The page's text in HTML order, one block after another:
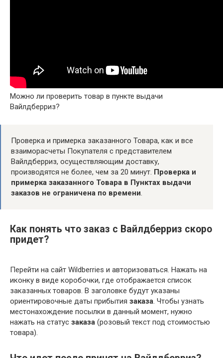
Можно ли проверить товар в пункте выдачи
Вайлдберриз?
Проверка и примерка заказанного Товара, как и все
взаиморасчеты Покупателя с представителем
Вайлдберриз, осуществляющим доставку,
производятся не более, чем за 20 минут. Проверка и
примерка заказанного Товара в Пунктах выдачи
заказов не ограничена по времени.
Как понять что заказ с Вайлдберриз скоро
придет?
Перейти на сайт Wildberries и авторизоваться. Нажать на
иконку в виде коробочки, где отображается список
заказанных товаров. В заголовке будут указаны
ориентировочные даты прибытия заказа. Чтобы узнать
местонахождение посылки в данный момент, нужно
нажать на статус заказа (розовый текст под стоимостью
товара).